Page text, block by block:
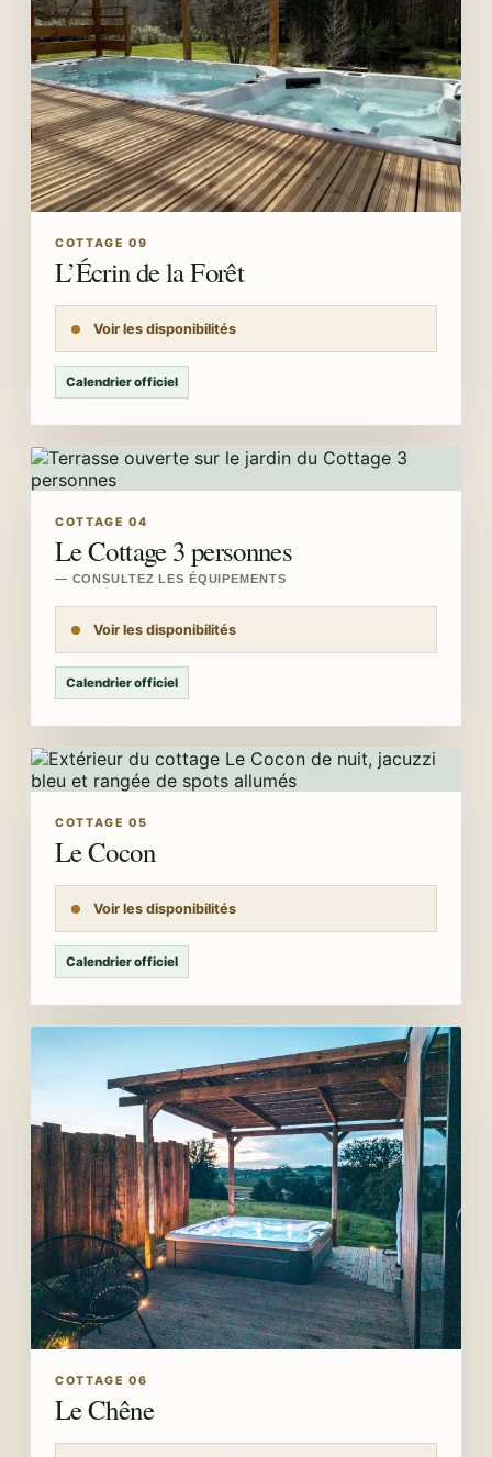
COTTAGE 09
L’Écrin de la Forêt
Voir les disponibilités
Calendrier officiel
COTTAGE 04
Le Cottage 3 personnes
— CONSULTEZ LES ÉQUIPEMENTS
Voir les disponibilités
Calendrier officiel
COTTAGE 05
Le Cocon
Voir les disponibilités
Calendrier officiel
COTTAGE 06
Le Chêne